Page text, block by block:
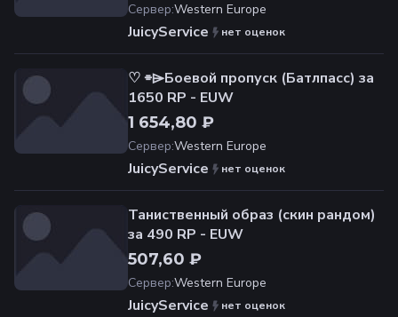
Сервер:Western Europe
JuicyService нет оценок
♡ ⌯⌲Боевой пропуск (Батлпасс) за
1650 RP - EUW
1 654,80 ₽
Сервер:Western Europe
JuicyService нет оценок
Таниственный образ (скин рандом)
за 490 RP - EUW
507,60 ₽
Сервер:Western Europe
JuicyService нет оценок